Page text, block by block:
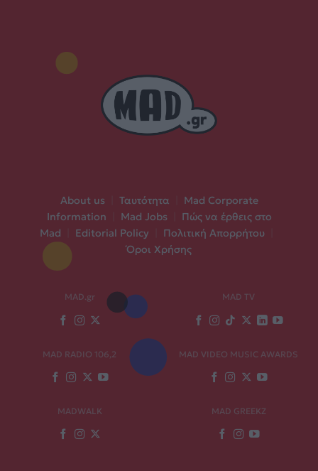
About us Ταυτότητα
Mad Corporate
Information
Mad Jobs
Πώς να έρθεις στο
Mad
Editorial Policy Πολιτική Απορρήτου
Όροι Χρήσης
MAD.gr MAD TV
MAD RADIO 106,2 MAD VIDEO MUSIC AWARDS
MADWALK MAD GREEKZ